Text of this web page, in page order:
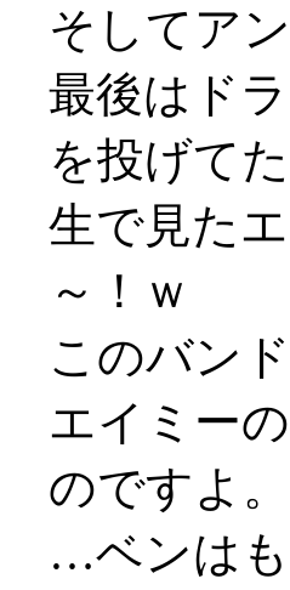
そしてア
最後はド
を投げて
生で見た
～！ｗ
このバン
エイミー
のですよ。
…ベンは